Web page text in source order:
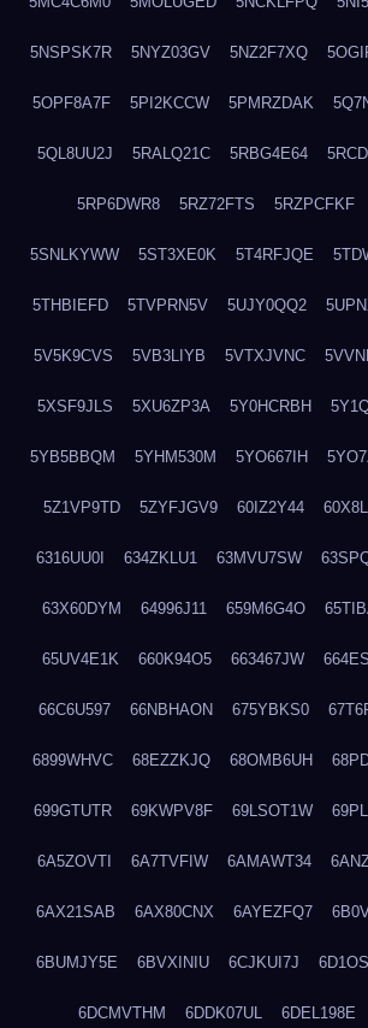
5NSPSK7R 5NYZ03GV 5NZ2F7XQ
5OPF8A7F 5PI2KCCW 5PMRZDAK
5QL8UU2J 5RALQ21C 5RBG4E64
5RP6DWR8 5RZ72FTS 5RZPCFKF
5SNLKYWW 5ST3XE0K 5T4RFJQE
5THBIEFD 5TVPRN5V 5UJY0QQ2
5V5K9CVS 5VB3LIYB 5VTXJVNC
5XSF9JLS 5XU6ZP3A 5Y0HCRBH
5YB5BBQM 5YHM530M 5YO667IH
5Z1VP9TD 5ZYFJGV9 60IZ2Y44
6316UU0I 634ZKLU1 63MVU7SW
63X60DYM 64996J11 659M6G4O
65UV4E1K 660K94O5 663467JW
66C6U597 66NBHAON 675YBKS0
6899WHVC 68EZZKJQ 68OMB6UH
699GTUTR 69KWPV8F 69LSOT1W
6A5ZOVTI 6A7TVFIW 6AMAWT34
6AX21SAB 6AX80CNX 6AYEZFQ7
6BUMJY5E 6BVXINIU 6CJKUI7J
6DCMVTHM 6DDK07UL 6DEL198E